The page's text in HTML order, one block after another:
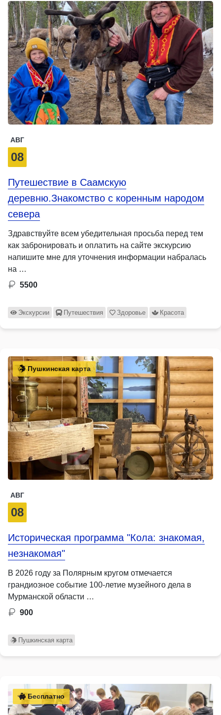
АВГ
08
Путешествие в Саамскую
деревню.Знакомство с коренным народом
севера
Здравствуйте всем убедительная просьба перед тем
как забронировать и оплатить на сайте экскурсию
напишите мне для уточнения информации набралась
на …
5500
Экскурсии Путешествия Здоровье Красота
Пушкинская карта
АВГ
08
Историческая программа "Кола: знакомая,
незнакомая"
В 2026 году за Полярным кругом отмечается
грандиозное событие 100-летие музейного дела в
Мурманской области …
900
Пушкинская карта
Бесплатно